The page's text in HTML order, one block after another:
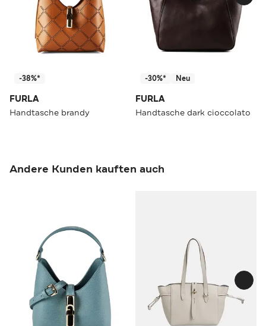
-38%*
FURLA
Handtasche brandy
-30%* Neu
FURLA
Handtasche dark cioccolato
Andere Kunden kauften auch